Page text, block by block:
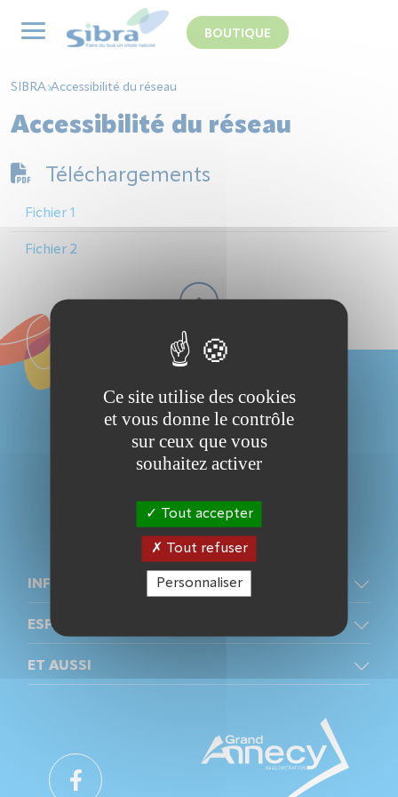
BOUTIQUE
SIBRA Accessibilité du réseau
Accessibilité du réseau
Téléchargements
Fichier 1
Fichier 2
NOUS CONTACTER
INFOS +
ESPACE PRO
ET AUSSI
Panneau de gestion des cookies
Ce site utilise des cookies
et vous donne le contrôle
sur ceux que vous
souhaitez activer
Tout accepter
Tout refuser
Personnaliser